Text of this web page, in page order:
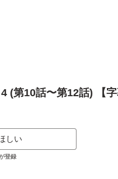
(第10話〜第12話) 【
しい
登録